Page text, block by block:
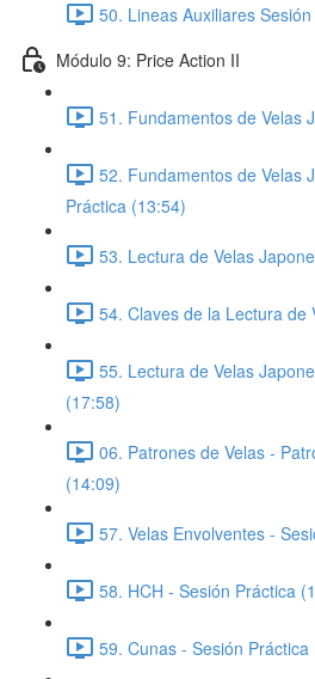
50. Lineas Auxiliares
Módulo 9: Price Action II
51. Fundamentos de Velas
52. Fundamentos de Velas
Práctica (13:54)
53. Lectura de Velas
54. Claves de la Lectura de
55. Lectura de Velas
(17:58)
06. Patrones de Velas -
(14:09)
57. Velas Envolventes -
58. HCH - Sesión Práctica
59. Cunas - Sesión Práctica